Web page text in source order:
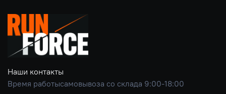
Наши контакты
Время работысамовывоза со склада 9:00-18:00